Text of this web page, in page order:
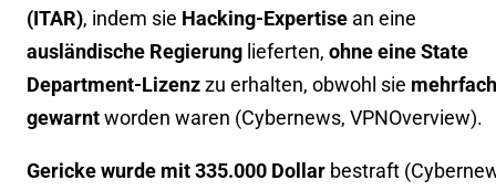
(ITAR), indem sie Hacking-Expertise an eine
ausländische Regierung lieferten, ohne eine State
Department-Lizenzzu erhalten, obwohl sie mehrfach
gewarntworden waren (Cybernews, VPNOverview).
Gericke wurde mit 335.000 Dollar bestraft (